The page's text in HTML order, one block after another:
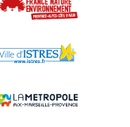
Nerthe
Louis